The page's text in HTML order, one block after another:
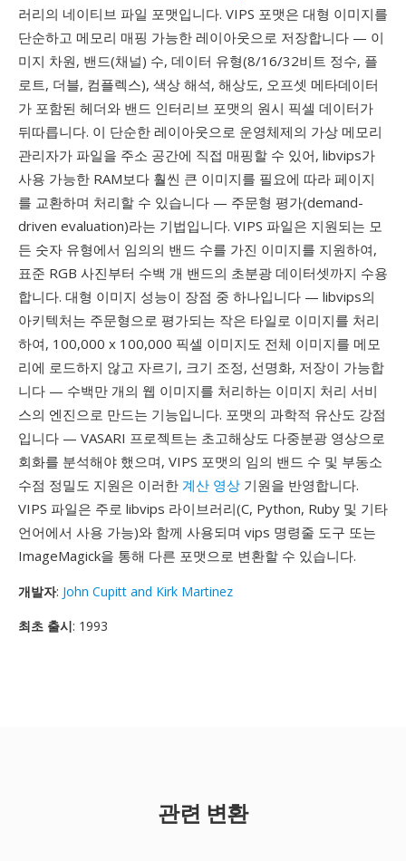
러리의 네이티브 파일 포맷입니다. VIPS 포맷은 대형 이미지를
단순하고 메모리 매핑 가능한 레이아웃으로 저장합니다 — 이
미지 차원, 밴드(채널) 수, 데이터 유형(8/16/32비트 정수, 플
로트, 더블, 컴플렉스), 색상 해석, 해상도, 오프셋 메타데이터
가 포함된 헤더와 밴드 인터리브 포맷의 원시 픽셀 데이터가
뒤따릅니다. 이 단순한 레이아웃으로 운영체제의 가상 메모리
관리자가 파일을 주소 공간에 직접 매핑할 수 있어, libvips가
사용 가능한 RAM보다 훨씬 큰 이미지를 필요에 따라 페이지
를 교환하며 처리할 수 있습니다 — 주문형 평가(demand-
driven evaluation)라는 기법입니다. VIPS 파일은 지원되는 모
든 숫자 유형에서 임의의 밴드 수를 가진 이미지를 지원하여,
표준 RGB 사진부터 수백 개 밴드의 초분광 데이터셋까지 수용
합니다. 대형 이미지 성능이 장점 중 하나입니다 — libvips의
아키텍처는 주문형으로 평가되는 작은 타일로 이미지를 처리
하여, 100,000 x 100,000 픽셀 이미지도 전체 이미지를 메모
리에 로드하지 않고 자르기, 크기 조정, 선명화, 저장이 가능합
니다 — 수백만 개의 웹 이미지를 처리하는 이미지 처리 서비
스의 엔진으로 만드는 기능입니다. 포맷의 과학적 유산도 강점
입니다 — VASARI 프로젝트는 초고해상도 다중분광 영상으로
회화를 분석해야 했으며, VIPS 포맷의 임의 밴드 수 및 부동소
수점 정밀도 지원은 이러한 계산 영상 기원을 반영합니다.
VIPS 파일은 주로 libvips 라이브러리(C, Python, Ruby 및 기타
언어에서 사용 가능)와 함께 사용되며 vips 명령줄 도구 또는
ImageMagick을 통해 다른 포맷으로 변환할 수 있습니다.
개발자: John Cupitt and Kirk Martinez
최초 출시: 1993
관련 변환